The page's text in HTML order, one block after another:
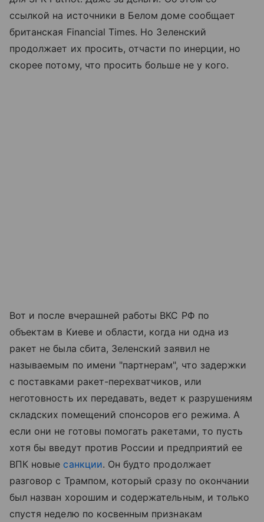
ссылкой на источники в Белом доме сообщает
британская Financial Times. Но Зеленский
продолжает их просить, отчасти по инерции, но
скорее потому, что просить больше не у кого.
Вот и после вчерашней работы ВКС РФ по
объектам в Киеве и области, когда ни одна из
ракет не была сбита, Зеленский заявил не
называемым по имени "партнерам", что задержки
с поставками ракет-перехватчиков, или
неготовность их передавать, ведет к разрушениям
складских помещений спонсоров его режима. А
если они не готовы помогать ракетами, то пусть
хотя бы введут против России и предприятий ее
ВПК новые санкции. Он будто продолжает
разговор с Трампом, который сразу по окончании
был назван хорошим и содержательным, и только
спустя неделю по косвенным признакам